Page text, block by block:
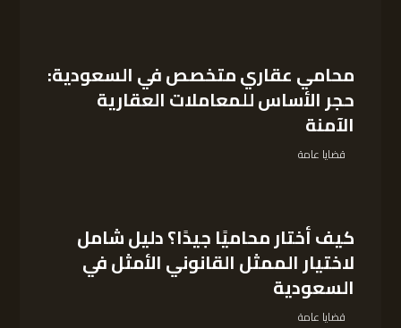
محامي عقاري متخصص في السعودية:
حجر الأساس للمعاملات العقارية
الآمنة
قضايا عامة
كيف أختار محاميًا جيدًا؟ دليل شامل
لاختيار الممثل القانوني الأمثل في
السعودية
قضايا عامة